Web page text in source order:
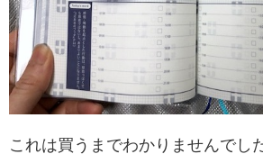
これは買うまでわかりませんでし